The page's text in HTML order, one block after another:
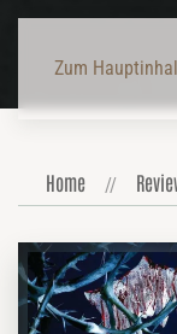
Zum
Home